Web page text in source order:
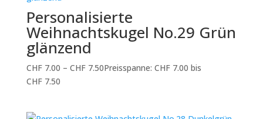
Personalisierte
Weihnachtskugel No.29 Grün
glänzend
CHF7.00 – CHF7.50Preisspanne: CHF 7.00 bis
CHF 7.50